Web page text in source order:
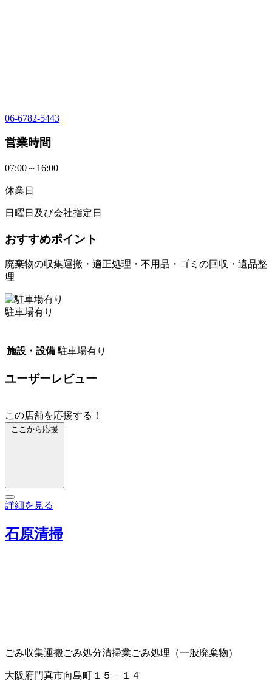
06-6782-5443
営業時間
07:00～16:00
休業日
日曜日及び会社指定日
おすすめポイント
廃棄物の収集運搬・適正処理・不用品・ゴミの回収・遺品整
理
駐車場有り
施設・設備 駐車場有り
ユーザーレビュー
この店舗を応援する！
ここから応援
詳細を見る
石原清掃
ごみ収集運搬ごみ処分清掃業ごみ処理（一般廃棄物）
大阪府門真市向島町１５－１４